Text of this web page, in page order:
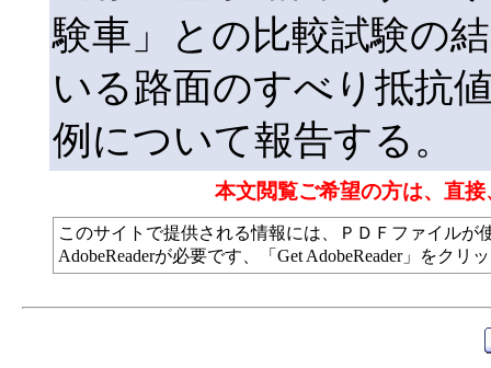
験車」との比較試験の
いる路面のすべり抵抗
例について報告する。
本文閲覧ご希望の方は、直
このサイトで提供される情報には、ＰＤＦファイル
AdobeReaderが必要です、「Get AdobeReader」をク